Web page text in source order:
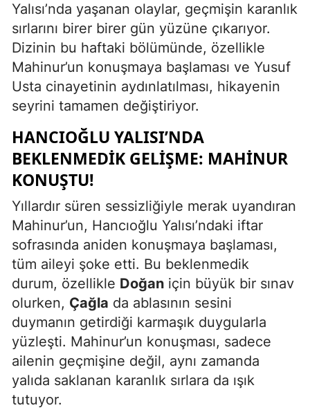
Yalısı’nda yaşanan olaylar, geçmişin karanlık
sırlarını birer birer gün yüzüne çıkarıyor.
Dizinin bu haftaki bölümünde, özellikle
Mahinur’un konuşmaya başlaması ve Yusuf
Usta cinayetinin aydınlatılması, hikayenin
seyrini tamamen değiştiriyor.
HANCIOĞLU YALISI’NDA
BEKLENMEDIK GELIŞME: MAHINUR
KONUŞTU!
Yıllardır süren sessizliğiyle merak uyandıran
Mahinur’un, Hancıoğlu Yalısı’ndaki iftar
sofrasında aniden konuşmaya başlaması,
tüm aileyi şoke etti. Bu beklenmedik
durum, özellikle Doğan için büyük bir sınav
olurken, Çağla da ablasının sesini
duymanın getirdiği karmaşık duygularla
yüzleşti. Mahinur’un konuşması, sadece
ailenin geçmişine değil, aynı zamanda
yalıda saklanan karanlık sırlara da ışık
tutuyor.